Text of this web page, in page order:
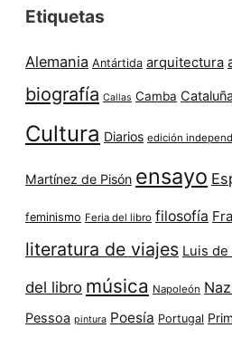
Etiquetas
Alemania Antártida arquitectura
biografía Callas Camba Cataluña
Cultura Diarios edición
Martínez de Pisón ensayo
feminismo Feria del libro filosofía
literatura de viajes Luis de
del libro música Napoleón
Pessoa pintura Poesía Portugal